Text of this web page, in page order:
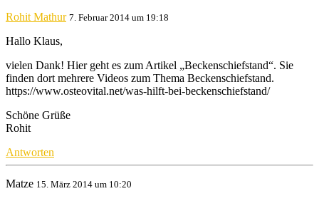
Rohit Mathur 7. Februar 2014 um 19:18
Hallo Klaus,
vielen Dank! Hier geht es zum Artikel „Beckenschiefstand“. Sie
finden dort mehrere Videos zum Thema Beckenschiefstand.
https://www.osteovital.net/was-hilft-bei-beckenschiefstand/
Schöne Grüße
Rohit
Antworten
Matze 15. März 2014 um 10:20